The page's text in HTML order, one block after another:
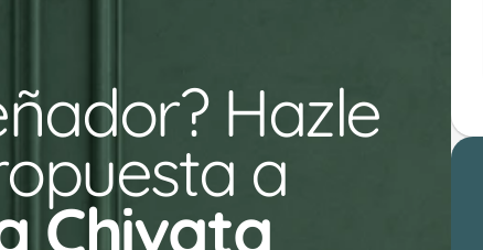
Hazle
a
Chivata